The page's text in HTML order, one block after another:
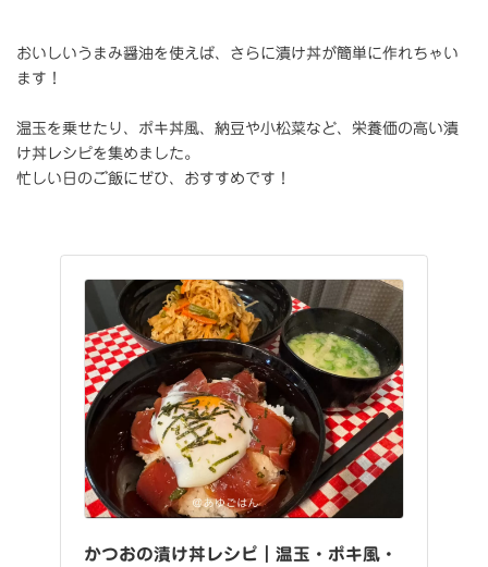
おいしいうまみ醤油を使えば、さらに漬け丼が簡単に作れちゃい
ます！
温玉を乗せたり、ポキ丼風、納豆や小松菜など、栄養価の高い漬
け丼レシピを集めました。
忙しい日のご飯にぜひ、おすすめです！
かつおの漬け丼レシピ｜温玉・ポキ風・